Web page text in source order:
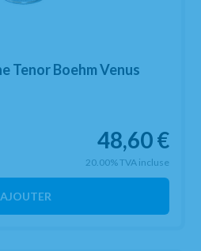
Tenor Boehm Venus
48,60€
20.00%TVA incluse
AJOUTER